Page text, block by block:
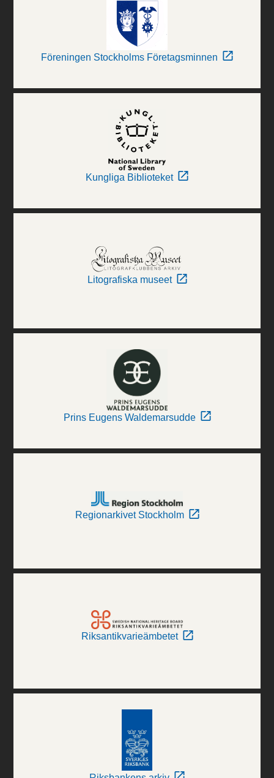
Föreningen Stockholms Företagsminnen
Kungliga Biblioteket
Litografiska museet
Prins Eugens Waldemarsudde
Regionarkivet Stockholm
Riksantikvarieämbetet